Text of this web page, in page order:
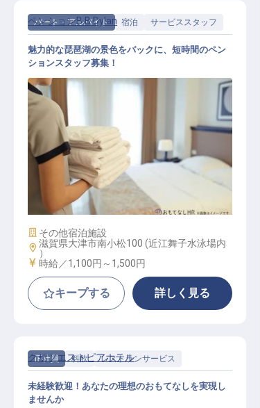
パート・アルバイト 宿泊 サービススタッフ
ペンションスタッフ
ペンションB.B.Dylan
魅力的な琵琶湖の景色をバックに、短時間のペン
ションスタッフ募集！
施設業態
その他宿泊施設
勤務地
滋賀県大津市南小松100 (近江舞子水泳場内
）
給与
時給／1,100円～ 1,500円
キープする 詳しく見る
正社員 料飲 レストランサービス
クサツエストピアホテル
未経験歓迎！あなたの理想のおもてなしを実現し
ませんか